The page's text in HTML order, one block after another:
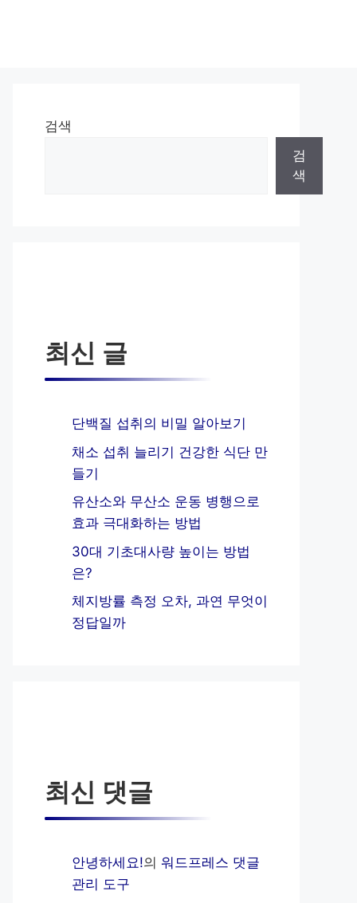
검색
검
색
최신 글
단백질 섭취의 비밀 알아보기
채소 섭취 늘리기 건강한 식단 만
들기
유산소와 무산소 운동 병행으로
효과 극대화하는 방법
30대 기초대사량 높이는 방법
은?
체지방률 측정 오차, 과연 무엇이
정답일까
최신 댓글
안녕하세요!의 워드프레스 댓글
관리 도구